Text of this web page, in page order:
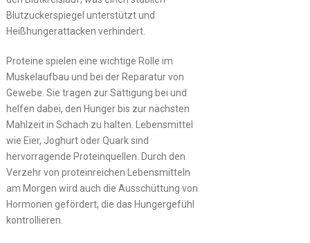
Blutzuckerspiegel unterstützt und
Heißhungerattacken verhindert.
Proteine spielen eine wichtige Rolle im
Muskelaufbau und bei der Reparatur von
Gewebe. Sie tragen zur Sättigung bei und
helfen dabei, den Hunger bis zur nächsten
Mahlzeit in Schach zu halten. Lebensmittel
wie Eier, Joghurt oder Quark sind
hervorragende Proteinquellen. Durch den
Verzehr von proteinreichen Lebensmitteln
am Morgen wird auch die Ausschüttung von
Hormonen gefördert, die das Hungergefühl
kontrollieren.